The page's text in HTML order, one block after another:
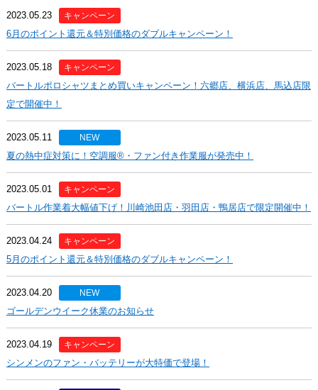
2023.05.23 キャンペーン
6月のポイント還元＆特別価格のダブルキャンペーン！
2023.05.18 キャンペーン
バートルポロシャツまとめ買いキャンペーン！六郷店、横浜店、馬込店限
定で開催中！
2023.05.11 NEW
夏の熱中症対策に！空調服®・ファン付き作業服が発売中！
2023.05.01 キャンペーン
バートル作業着大幅値下げ！川崎池田店・羽田店・鴨居店で限定開催中！
2023.04.24 キャンペーン
5月のポイント還元＆特別価格のダブルキャンペーン！
2023.04.20 NEW
ゴールデンウイーク休業のお知らせ
2023.04.19 キャンペーン
シンメンのファン・バッテリーが大特価で登場！